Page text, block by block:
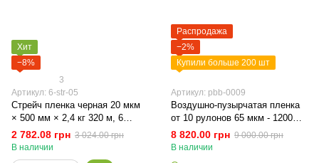
Хит
−8%
3
Артикул: 6-str-05
Стрейч пленка черная 20 мкм
× 500 мм × 2,4 кг 320 м, 6
рулонов PackPro
2 782.08 грн 3 024.00 грн
В наличии
Распродажа
−2%
Купили больше 200 шт
Артикул: pbb-0009
Воздушно-пузырчатая пленка
от 10 рулонов 65 мкм - 1200мм
× 100м PackPro
8 820.00 грн 9 000.00 грн
В наличии